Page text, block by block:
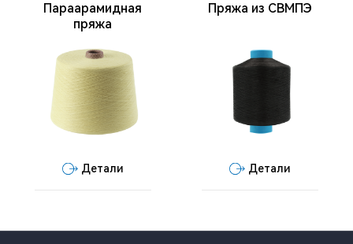
Параарамидная
пряжа
Детали
Пряжа из СВМПЭ
Детали